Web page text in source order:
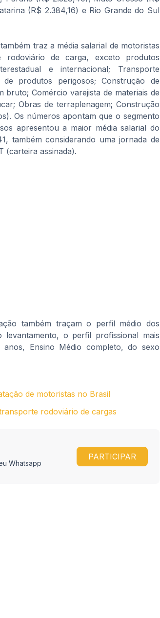
(R$ 2.384,16) e Rio Grande do Sul
traz a média salarial de motoristas
rodoviário de carga, exceto produtos
e internacional; Transporte
produtos perigosos; Construção de
Comércio varejista de materiais de
Obras de terraplenagem; Construção
Os números apontam que o segmento
apresentou a maior média salarial do
também considerando uma jornada de
(carteira assinada).
também traçam o perfil médio dos
levantamento, o perfil profissional mais
Ensino Médio completo, do sexo
de motoristas no Brasil
rodoviário de cargas
Whatsapp
PARTICIPAR